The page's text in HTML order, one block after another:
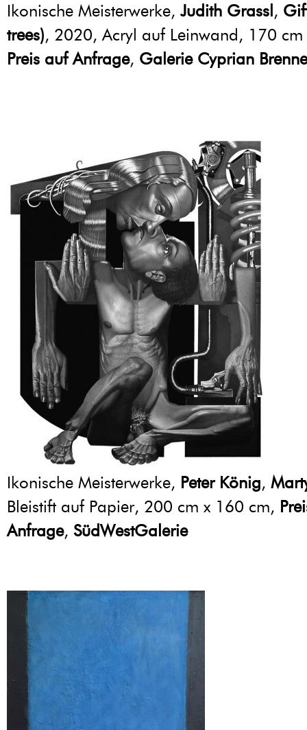
Ikonische Meisterwerke, Judith Grassl ,
trees), 2020, Acryl auf Leinwand, 170
Preis auf Anfrage, Galerie Cyprian
Ikonische Meisterwerke, Peter König,
Bleistift auf Papier, 200 cm x 160 cm,
Anfrage, SüdWestGalerie